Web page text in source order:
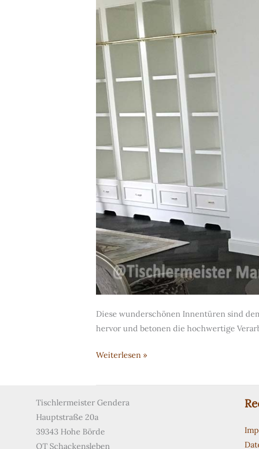
Diese wunderschönen Innentüren sind
hervor und betonen die hochwertige
Vergoldete
Weiterlesen »
Tischlermeister Gendera
Hauptstraße 20a
39343 Hohe Börde
OT Schackensleben